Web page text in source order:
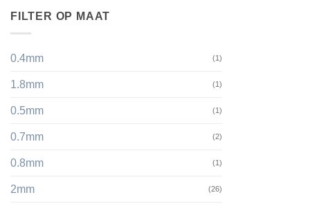
FILTER OP MAAT
0.4mm (1)
1.8mm (1)
0.5mm (1)
0.7mm (2)
0.8mm (1)
2mm (26)